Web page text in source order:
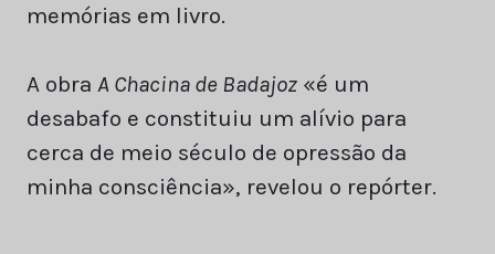
memórias em livro.
A obra A Chacina de Badajoz «é um
desabafo e constituiu um alívio para
cerca de meio século de opressão da
minha consciência», revelou o repórter.